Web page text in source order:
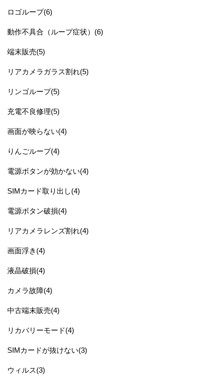
ロゴループ(6)
動作不具合（ループ症状）(6)
端末販売(5)
リアカメラガラス割れ(5)
リンゴループ(5)
充電不良修理(5)
画面が映らない(4)
りんごループ(4)
電源ボタンが効かない(4)
SIMカード取り出し(4)
電源ボタン破損(4)
リアカメラレンズ割れ(4)
画面浮き(4)
液晶破損(4)
カメラ故障(4)
中古端末販売(4)
リカバリーモード(4)
SIMカードが抜けない(3)
ウィルス(3)